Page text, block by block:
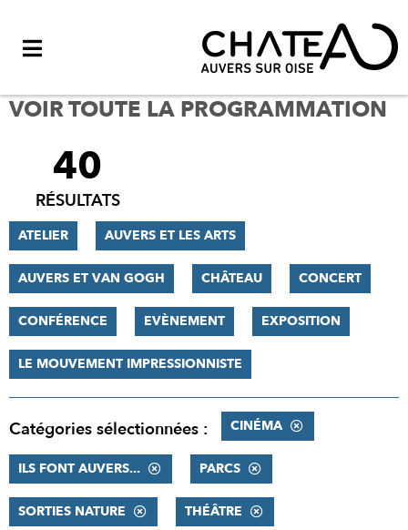
VOIR TOUTE LA PROGRAMMATION
FILTRER
RÉSULTATS
40
RÉSULTATS
ATELIER AUVERS ET LES ARTS
AUVERS ET VAN GOGH CHÂTEAU CONCERT
CONFÉRENCE EVÈNEMENT EXPOSITION
LE MOUVEMENT IMPRESSIONNISTE
Catégories sélectionnées : CINÉMA
ILS FONT AUVERS... PARCS
SORTIES NATURE THÉÂTRE